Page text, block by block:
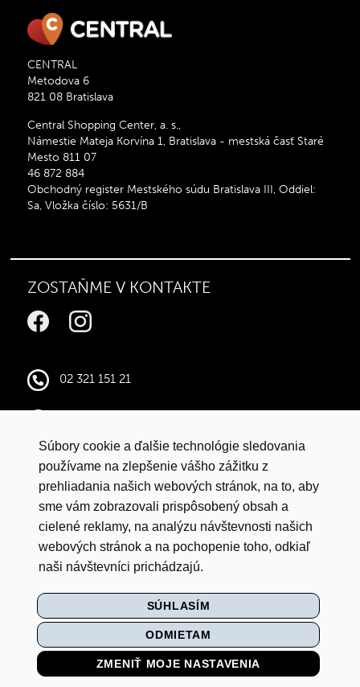
Súbory cookie a ďalšie technológie sledovania
používame na zlepšenie vášho zážitku z
prehliadania našich webových stránok, na to, aby
sme vám zobrazovali prispôsobený obsah a
cielené reklamy, na analýzu návštevnosti našich
webových stránok a na pochopenie toho, odkiaľ
naši návštevníci prichádzajú.
SÚHLASÍM
ODMIETAM
ZMENIŤ MOJE NASTAVENIA
CENTRAL
Metodova 6
821 08 Bratislava
Central Shopping Center, a. s.,
Námestie Mateja Korvína 1, Bratislava - mestská časť Staré
Mesto 811 07
46 872 884
Obchodný register Mestského súdu Bratislava III, Oddiel:
Sa, Vložka číslo: 5631/B
ZOSTAŇME V KONTAKTE
02 321 151 21
Google mapy
VYHLÁSENIE O OCHRANE ÚDAJOV
LETNÁ SÚŤAŽ S ISTYLE
PRAVIDLÁ SÚŤAŽE „BACK TO SCHOOL"
MULTI
NASTAVENIE COOKIES